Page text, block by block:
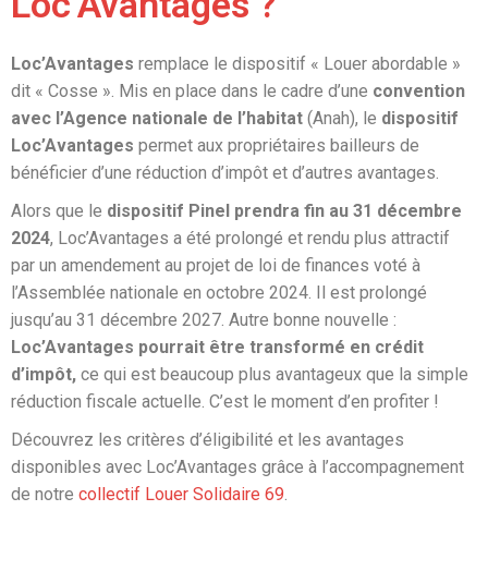
Loc’Avantages remplace le dispositif « Louer abordable »
dit « Cosse ». Mis en place dans le cadre d’une convention
avec l’Agence nationale de l’habitat (Anah), le dispositif
Loc’Avantages permet aux propriétaires bailleurs de
bénéficier d’une réduction d’impôt et d’autres avantages.
Alors que le dispositif Pinel prendra fin au 31 décembre
2024, Loc’Avantages a été prolongé et rendu plus attractif
par un amendement au projet de loi de finances voté à
l’Assemblée nationale en octobre 2024. Il est prolongé
jusqu’au 31 décembre 2027. Autre bonne nouvelle :
Loc’Avantages pourrait être transformé en crédit
d’impôt, ce qui est beaucoup plus avantageux que la simple
réduction fiscale actuelle. C’est le moment d’en profiter !
Découvrez les critères d’éligibilité et les avantages
disponibles avec Loc’Avantages grâce à l’accompagnement
de notre collectif Louer Solidaire 69.